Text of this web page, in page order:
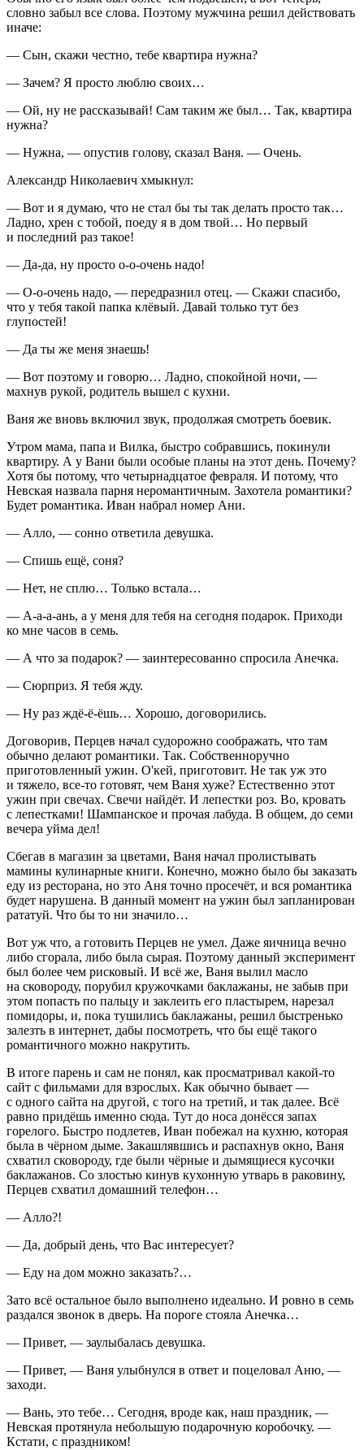
словно забыл все слова. Поэтому мужчина решил действовать
иначе:
— Сын, скажи честно, тебе квартира нужна?
— Зачем? Я просто люблю своих…
— Ой, ну не рассказывай! Сам таким же был… Так, квартира
нужна?
— Нужна, — опустив голову, сказал Ваня. — Очень.
Александр Николаевич хмыкнул:
— Вот и я думаю, что не стал бы ты так делать просто так…
Ладно, хрен с тобой, поеду я в дом твой… Но первый
и последний раз такое!
— Да-да, ну просто о-о-очень надо!
— О-о-очень надо, — передразнил отец. — Скажи спасибо,
что у тебя такой папка клёвый. Давай только тут без
глупостей!
— Да ты же меня знаешь!
— Вот поэтому и говорю… Ладно, спокойной ночи, —
махнув рукой, родитель вышел с кухни.
Ваня же вновь включил звук, продолжая смотреть боевик.
Утром мама, папа и Вилка, быстро собравшись, покинули
квартиру. А у Вани были особые планы на этот день. Почему?
Хотя бы потому, что четырнадцатое февраля. И потому, что
Невская назвала парня неромантичным. Захотела романтики?
Будет романтика. Иван набрал номер Ани.
— Алло, — сонно ответила девушка.
— Спишь ещё, соня?
— Нет, не сплю… Только встала…
— А-а-а-ань, а у меня для тебя на сегодня подарок. Приходи
ко мне часов в семь.
— А что за подарок? — заинтересованно спросила Анечка.
— Сюрприз. Я тебя жду.
— Ну раз ждё-ё-ёшь… Хорошо, договорились.
Договорив, Перцев начал судорожно соображать, что там
обычно делают романтики. Так. Собственноручно
приготовленный ужин. О'кей, приготовит. Не так уж это
и тяжело, все-то готовят, чем Ваня хуже? Естественно этот
ужин при свечах. Свечи найдёт. И лепестки роз. Во, кровать
с лепестками! Шампанское и прочая лабуда. В общем, до семи
вечера уйма дел!
Сбегав в магазин за цветами, Ваня начал пролистывать
мамины кулинарные книги. Конечно, можно было бы заказать
еду из ресторана, но это Аня точно просечёт, и вся романтика
будет нарушена. В данный момент на ужин был запланирован
рататуй. Что бы то ни значило…
Вот уж что, а готовить Перцев не умел. Даже яичница вечно
либо сгорала, либо была сырая. Поэтому данный эксперимент
был более чем рисковый. И всё же, Ваня вылил масло
на сковороду, порубил кружочками баклажаны, не забыв при
этом попасть по пальцу и заклеить его пластырем, нарезал
помидоры, и, пока тушились баклажаны, решил быстренько
залезть в интернет, дабы посмотреть, что бы ещё такого
романтичного можно накрутить.
В итоге парень и сам не понял, как просматривал какой-то
сайт с фильмами для взрослых. Как обычно бывает —
с одного сайта на другой, с того на третий, и так далее. Всё
равно придёшь именно сюда. Тут до носа донёсся запах
горелого. Быстро подлетев, Иван побежал на кухню, которая
была в чёрном дыме. Закашлявшись и распахнув окно, Ваня
схватил сковороду, где были чёрные и дымящиеся кусочки
баклажанов. Со злостью кинув кухонную утварь в раковину,
Перцев схватил домашний телефон…
— Алло?!
— Да, добрый день, что Вас интересует?
— Еду на дом можно заказать?…
Зато всё остальное было выполнено идеально. И ровно в семь
раздался звонок в дверь. На пороге стояла Анечка…
— Привет, — заулыбалась девушка.
— Привет, — Ваня улыбнулся в ответ и поцеловал Аню, —
заходи.
— Вань, это тебе… Сегодня, вроде как, наш праздник, —
Невская протянула небольшую подарочную коробочку. —
Кстати, с праздником!